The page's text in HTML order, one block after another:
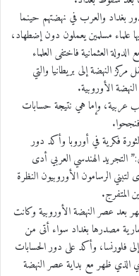
بغداد والعرب في نهضتهم حينما
علماء مسلمين يعملون دون إضطهاد،
العثمانية فاختفى العلماء
النهضة إلى بريطانيا والتي
الأوروبية.
عربية، وإما هي نتيجة حسابات
فكرية في أوروبا وأكد دور
التجريد الهندسي العربي أدى
لتبني الرسامون الأوروبيون النظرة
المتفرج.
بعد عصر النهضة الأوروبية وكانت
مصدرها بغداد سواء أتى من
فلورنسا، وأكد على دور الحسابات
الذي ظهر مع بداية عصر النهضة